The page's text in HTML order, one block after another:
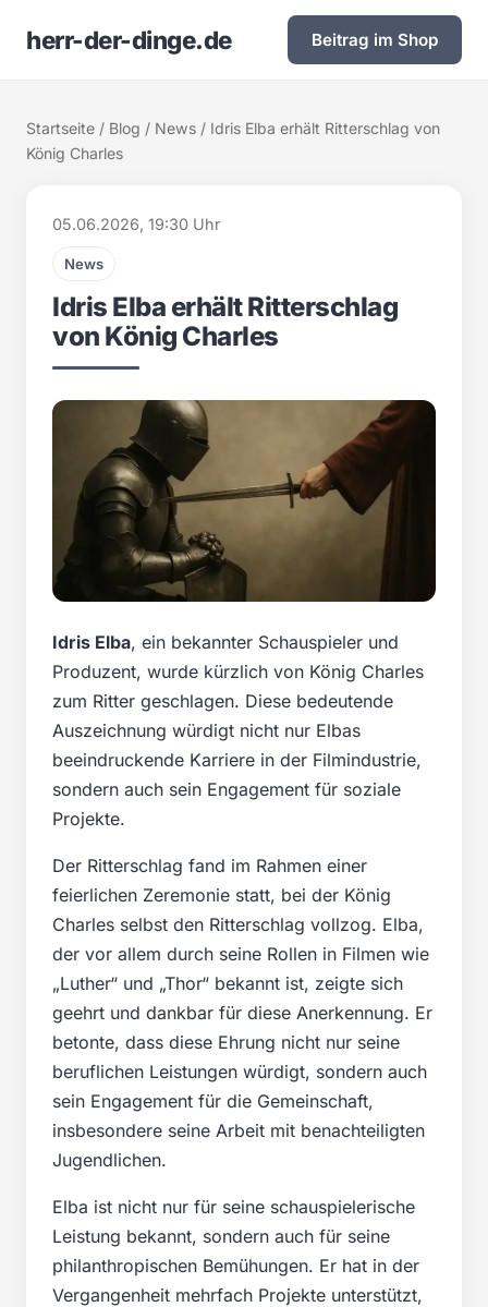
herr-der-dinge.de Beitrag im Shop
Startseite / Blog / News / Idris Elba erhält Ritterschlag von
König Charles
05.06.2026, 19:30 Uhr
News
Idris Elba erhält Ritterschlag
von König Charles
Idris Elba, ein bekannter Schauspieler und
Produzent, wurde kürzlich von König Charles
zum Ritter geschlagen. Diese bedeutende
Auszeichnung würdigt nicht nur Elbas
beeindruckende Karriere in der Filmindustrie,
sondern auch sein Engagement für soziale
Projekte.
Der Ritterschlag fand im Rahmen einer
feierlichen Zeremonie statt, bei der König
Charles selbst den Ritterschlag vollzog. Elba,
der vor allem durch seine Rollen in Filmen wie
„Luther“ und „Thor“ bekannt ist, zeigte sich
geehrt und dankbar für diese Anerkennung. Er
betonte, dass diese Ehrung nicht nur seine
beruflichen Leistungen würdigt, sondern auch
sein Engagement für die Gemeinschaft,
insbesondere seine Arbeit mit benachteiligten
Jugendlichen.
Elba ist nicht nur für seine schauspielerische
Leistung bekannt, sondern auch für seine
philanthropischen Bemühungen. Er hat in der
Vergangenheit mehrfach Projekte unterstützt,